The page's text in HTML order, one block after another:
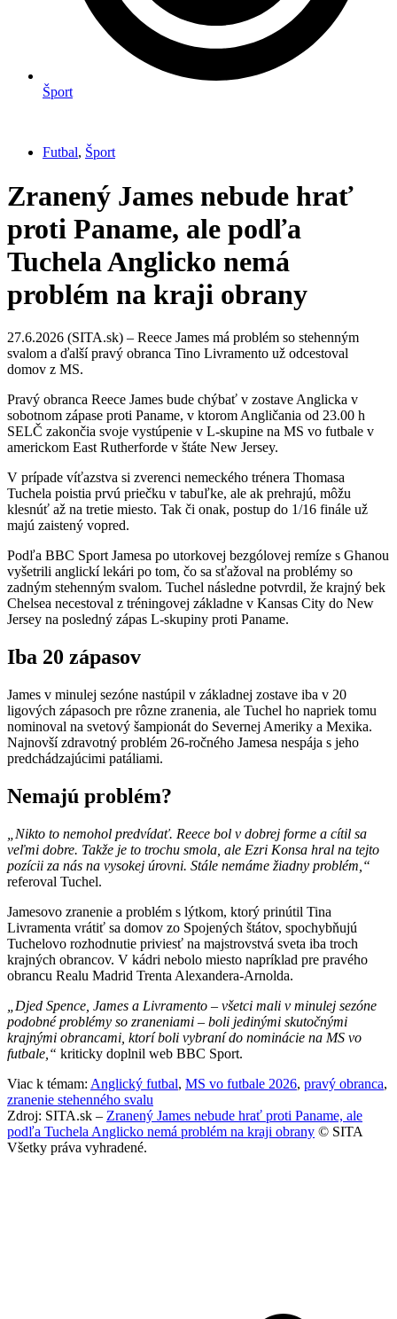
Šport
Futbal, Šport
Zranený James nebude hrať
proti Paname, ale podľa
Tuchela Anglicko nemá
problém na kraji obrany
27.6.2026 (SITA.sk) – Reece James má problém so stehenným
svalom a ďalší pravý obranca Tino Livramento už odcestoval
domov z MS.
Pravý obranca Reece James bude chýbať v zostave Anglicka v
sobotnom zápase proti Paname, v ktorom Angličania od 23.00 h
SELČ zakončia svoje vystúpenie v L-skupine na MS vo futbale v
americkom East Rutherforde v štáte New Jersey.
V prípade víťazstva si zverenci nemeckého trénera Thomasa
Tuchela poistia prvú priečku v tabuľke, ale ak prehrajú, môžu
klesnúť až na tretie miesto. Tak či onak, postup do 1/16 finále už
majú zaistený vopred.
Podľa BBC Sport Jamesa po utorkovej bezgólovej remíze s Ghanou
vyšetrili anglickí lekári po tom, čo sa sťažoval na problémy so
zadným stehenným svalom. Tuchel následne potvrdil, že krajný bek
Chelsea necestoval z tréningovej základne v Kansas City do New
Jersey na posledný zápas L-skupiny proti Paname.
Iba 20 zápasov
James v minulej sezóne nastúpil v základnej zostave iba v 20
ligových zápasoch pre rôzne zranenia, ale Tuchel ho napriek tomu
nominoval na svetový šampionát do Severnej Ameriky a Mexika.
Najnovší zdravotný problém 26-ročného Jamesa nespája s jeho
predchádzajúcimi patáliami.
Nemajú problém?
„Nikto to nemohol predvídať. Reece bol v dobrej forme a cítil sa
veľmi dobre. Takže je to trochu smola, ale Ezri Konsa hral na tejto
pozícii za nás na vysokej úrovni. Stále nemáme žiadny problém,“
referoval Tuchel.
Jamesovo zranenie a problém s lýtkom, ktorý prinútil Tina
Livramenta vrátiť sa domov zo Spojených štátov, spochybňujú
Tuchelovo rozhodnutie priviesť na majstrovstvá sveta iba troch
krajných obrancov. V kádri nebolo miesto napríklad pre pravého
obrancu Realu Madrid Trenta Alexandera-Arnolda.
„Djed Spence, James a Livramento – všetci mali v minulej sezóne
podobné problémy so zraneniami – boli jedinými skutočnými
krajnými obrancami, ktorí boli vybraní do nominácie na MS vo
futbale,“ kriticky doplnil web BBC Sport.
Viac k témam: Anglický futbal, MS vo futbale 2026, pravý obranca,
zranenie stehenného svalu
Zdroj: SITA.sk – Zranený James nebude hrať proti Paname, ale
podľa Tuchela Anglicko nemá problém na kraji obrany © SITA
Všetky práva vyhradené.